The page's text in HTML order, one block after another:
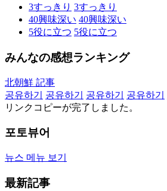
3すっきり 3すっきり
40興味深い 40興味深い
5役に立つ 5役に立つ
みんなの感想ランキング
北朝鮮 記事
공유하기
공유하기 공유하기 공유하기
リンクコピーが完了しました。
포토뷰어
뉴스 메뉴 보기
最新記事